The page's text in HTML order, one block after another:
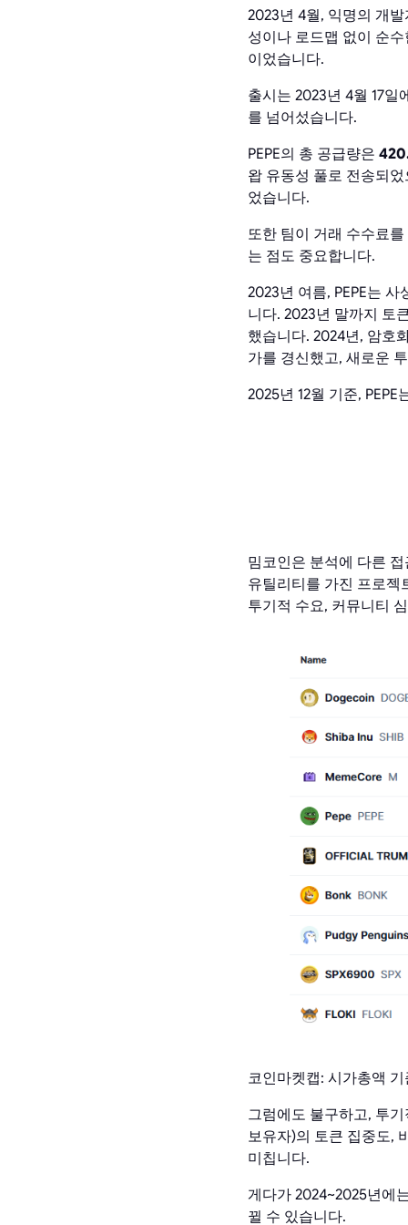
2023년 4월, 익명의 개
성이나 로드맵 없이 순
이었습니다.
출시는 2023년 4월 17
를 넘어섰습니다.
PEPE의 총 공급량은
왑 유동성 풀로 전송되
었습니다.
또한 팀이 거래 수수료
는 점도 중요합니다.
2023년 여름, PEPE는
니다. 2023년 말까지 토
했습니다. 2024년, 암호
가를 경신했고, 새로운
2025년 12월 기준, PEPE
밈코인은 분석에 다른
유틸리티를 가진 프로젝
투기적 수요, 커뮤니티
코인마켓캡: 시가총액
그럼에도 불구하고, 투
보유자)의 토큰 집중도,
미칩니다.
게다가 2024~2025년에
뀔 수 있습니다.